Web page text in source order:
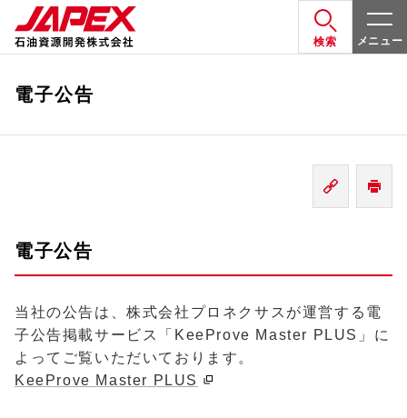
検索 メニュー
電子公告
電子公告
当社の公告は、株式会社プロネクサスが運営する電
子公告掲載サービス「 KeeProve Master PLUS」に
よってご覧いただいております。
KeeProve Master PLUS